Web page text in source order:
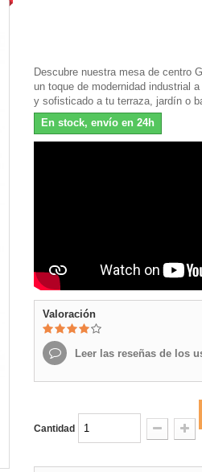
Descubre nuestra mesa de centro
un toque de modernidad industrial
y sofisticado a tu terraza, jardín o
En stock, envío en 24h
Valoración
Leer las reseñas de los
Cantidad